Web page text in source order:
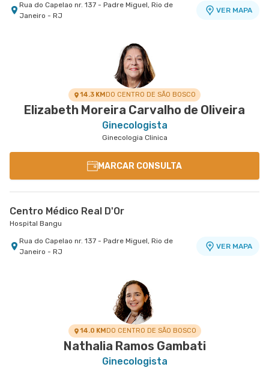
Rua do Capelao nr. 137 - Padre Miguel, Rio de
Janeiro - RJ
VER MAPA
Estrada Dos Bandeirantes nr. 363 - Taquara
Jacarepagua, Rio de Janeiro - RJ
14.3 KMDO CENTRO DE SÃO BOSCO
Elizabeth Moreira Carvalho de Oliveira
Ginecologista
Ginecologia Clinica
MARCAR CONSULTA
Centro Médico Real D'Or
Hospital Bangu
Rua do Capelao nr. 137 - Padre Miguel, Rio de
Janeiro - RJ
VER MAPA
14.0 KMDO CENTRO DE SÃO BOSCO
Nathalia Ramos Gambati
Ginecologista